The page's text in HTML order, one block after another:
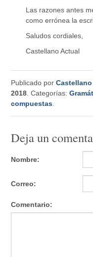
Las razones antes
como errónea la
Saludos cordiales,
Castellano Actual
Publicado por
2018 . Categorías:
compuestas
Deja un
Nombre:
Correo:
Comentario: